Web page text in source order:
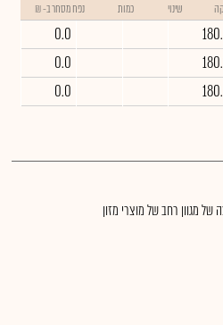
שינוי כמות נפח מסחר ב- ₪
0.0
0.0
0.0
מגוון רחב של מוצרי מזון